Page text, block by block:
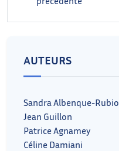
AUTEURS
Sandra Albenque-Rubio
Jean Guillon
Patrice Agnamey
Céline Damiani